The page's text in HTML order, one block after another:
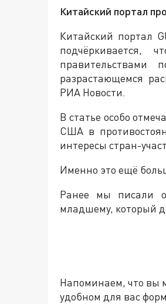
Китайский портал
Китайский портал
подчёркивается,
разрастающемся
РИА Новости.
В статье особо
США в
интересы стран-
Именно это ещё
Ранее мы писали
младшему, который
Напоминаем, что вы
удобном для вас